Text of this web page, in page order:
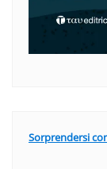
Sorprendersi